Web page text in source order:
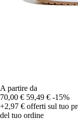
A partire da
70,00 € 59,49 € -15%
+2,97 € offerti sul tuo
del tuo ordine